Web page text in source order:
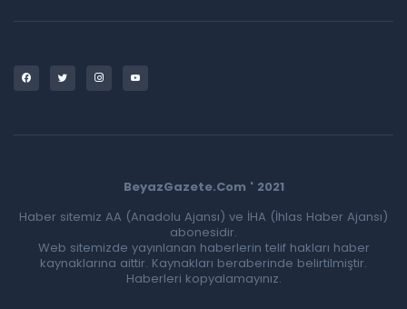
BeyazGazete.Com ' 2021
Haber sitemiz AA (Anadolu Ajansı) ve İHA (İhlas Haber Ajansı)
abonesidir.
Web sitemizde yayınlanan haberlerin telif hakları haber
kaynaklarına aittir. Kaynakları beraberinde belirtilmiştir.
Haberleri kopyalamayınız.